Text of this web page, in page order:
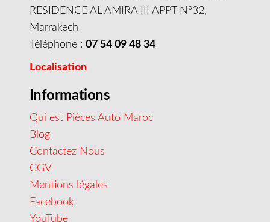
RESIDENCE AL AMIRA III APPT N°32,
Marrakech
Téléphone : 07 54 09 48 34
Localisation
Informations
Qui est Pièces Auto Maroc
Blog
Contactez Nous
CGV
Mentions légales
Facebook
YouTube